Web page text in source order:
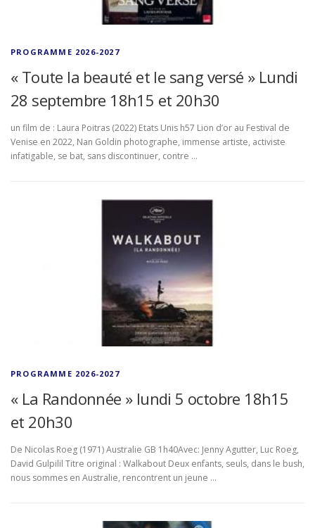
PROGRAMME 2026-2027
« Toute la beauté et le sang versé » Lundi
28 septembre 18h15 et 20h30
un film de : Laura Poitras (2022) Etats Unis h57 Lion d’or au Festival de
Venise en 2022, Nan Goldin photographe, immense artiste, activiste
infatigable, se bat, sans discontinuer, contre …
PROGRAMME 2026-2027
« La Randonnée » lundi 5 octobre 18h15
et 20h30
De Nicolas Roeg (1971) Australie GB 1h40Avec: Jenny Agutter, Luc Roeg,
David Gulpilil Titre original : Walkabout Deux enfants, seuls, dans le bush,
nous sommes en Australie, rencontrent un jeune …